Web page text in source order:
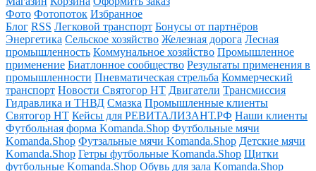
Фото Фотопоток Избранное
Блог RSS Легковой транспорт Бонусы от партнёров
Энергетика Сельское хозяйство Железная дорога Лесная
промышленность Коммунальное хозяйство Промышленное
применение Биатлонное сообщество Результаты применения в
промышленности Пневматическая стрельба Коммерческий
транспорт Новости Святогор НТ Двигатели Трансмиссия
Гидравлика и ТНВД Смазка Промышленные клиенты
Святогор НТ Кейсы для РЕВИТАЛИЗАНТ.РФ Наши клиенты
Футбольная форма Komanda.Shop Футбольные мячи
Komanda.Shop Футзальные мячи Komanda.Shop Детские мячи
Komanda.Shop Гетры футбольные Komanda.Shop Щитки
футбольные Komanda.Shop Обувь для зала Komanda.Shop